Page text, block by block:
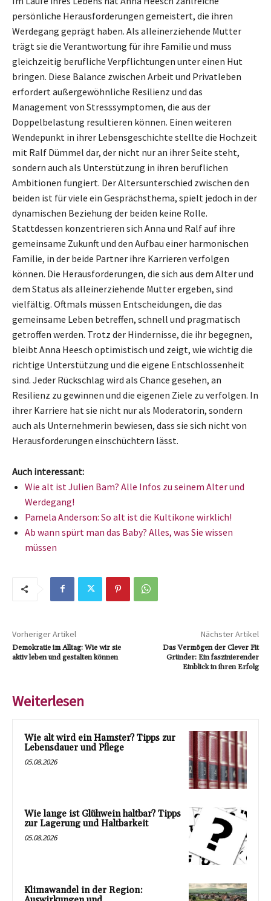
persönliche Herausforderungen gemeistert, die ihren
Werdegang geprägt haben. Als alleinerziehende Mutter
trägt sie die Verantwortung für ihre Familie und muss
gleichzeitig berufliche Verpflichtungen unter einen Hut
bringen. Diese Balance zwischen Arbeit und Privatleben
erfordert außergewöhnliche Resilienz und das
Management von Stresssymptomen, die aus der
Doppelbelastung resultieren können. Einen weiteren
Wendepunkt in ihrer Lebensgeschichte stellte die Hochzeit
mit Ralf Dümmel dar, der nicht nur an ihrer Seite steht,
sondern auch als Unterstützung in ihren beruflichen
Ambitionen fungiert. Der Altersunterschied zwischen den
beiden ist für viele ein Gesprächsthema, spielt jedoch in der
dynamischen Beziehung der beiden keine Rolle.
Stattdessen konzentrieren sich Anna und Ralf auf ihre
gemeinsame Zukunft und den Aufbau einer harmonischen
Familie, in der beide Partner ihre Karrieren verfolgen
können. Die Herausforderungen, die sich aus dem Alter und
dem Status als alleinerziehende Mutter ergeben, sind
vielfältig. Oftmals müssen Entscheidungen, die das
gemeinsame Leben betreffen, schnell und pragmatisch
getroffen werden. Trotz der Hindernisse, die ihr begegnen,
bleibt Anna Heesch optimistisch und zeigt, wie wichtig die
richtige Unterstützung und die eigene Entschlossenheit
sind. Jeder Rückschlag wird als Chance gesehen, an
Resilienz zu gewinnen und die eigenen Ziele zu verfolgen. In
ihrer Karriere hat sie nicht nur als Moderatorin, sondern
auch als Unternehmerin bewiesen, dass sie sich nicht von
Herausforderungen einschüchtern lässt.
Auch interessant:
Wie alt ist Julien Bam? Alle Infos zu seinem Alter und
Werdegang!
Pamela Anderson: So alt ist die Kultikone wirklich!
Ab wann spürt man das Baby? Alles, was Sie wissen
müssen
Vorheriger Artikel
Demokratie im Alltag: Wie wir sie
aktiv leben und gestalten können
Nächster Artikel
Das Vermögen der Clever Fit
Gründer: Ein faszinierender
Einblick in ihren Erfolg
Weiterlesen
Wie alt wird ein Hamster? Tipps zur
Lebensdauer und Pflege
05.08.2026
Wie lange ist Glühwein haltbar? Tipps
zur Lagerung und Haltbarkeit
05.08.2026
Klimawandel in der Region: